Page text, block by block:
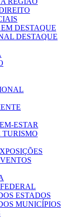
DESTAQUE
DESTAQUE
ESTAR
TURISMO
ESTADOS
MUNICÍPIOS